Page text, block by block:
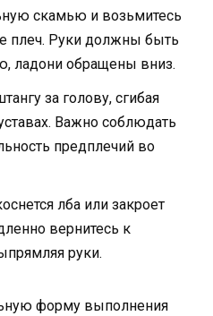
скамью и возьмитесь
плеч. Руки должны быть
ладони обращены вниз.
за голову, сгибая
Важно соблюдать
предплечий во
лба или закроет
вернитесь к
руки.
форму выполнения